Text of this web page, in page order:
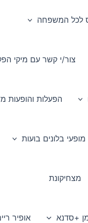
לכל המשפחה
צור/י קשר עם מיקי
הפעלות והופעות
מופעי בלונים בועות
מצחיקונת
+סדנא אופיר